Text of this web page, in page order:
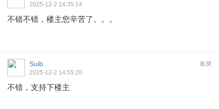
2025-12-2 14:35:14
不错不错，楼主您辛苦了。。。
板凳
Suib
2025-12-2 14:55:20
不错，支持下楼主